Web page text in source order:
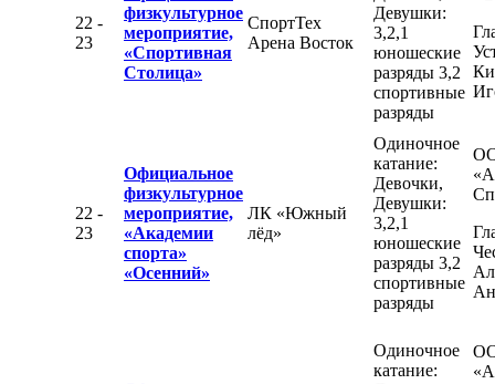
22 -
23
физкультурное
мероприятие,
«Спортивная
Столица»
СпортТех
Арена Восток
Девушки:
3,2,1
юношеские
разряды 3,2
спортивные
разряды
22 -
23
Официальное
физкультурное
мероприятие,
«Академии
спорта»
«Осенний»
ЛК «Южный
лёд»
Одиночное
катание:
Девочки,
Девушки:
3,2,1
юношеские
разряды 3,2
спортивные
разряды
Одиночное
катание: